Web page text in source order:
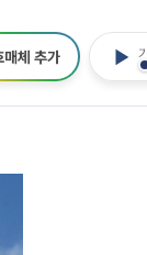
매체 추가